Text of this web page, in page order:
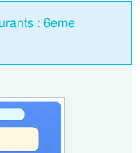
: 6eme